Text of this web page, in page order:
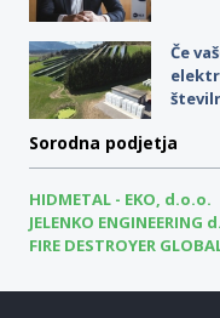
Če
Sorodna podjetja
HIDMETAL - EKO, d.o.o.
JELENKO ENGINEERING
FIRE DESTROYER